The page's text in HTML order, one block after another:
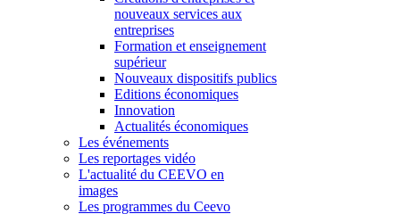
nouveaux services aux
entreprises
Formation et enseignement
supérieur
Nouveaux dispositifs publics
Editions économiques
Innovation
Actualités économiques
Les événements
Les reportages vidéo
L'actualité du CEEVO en
images
Les programmes du Ceevo